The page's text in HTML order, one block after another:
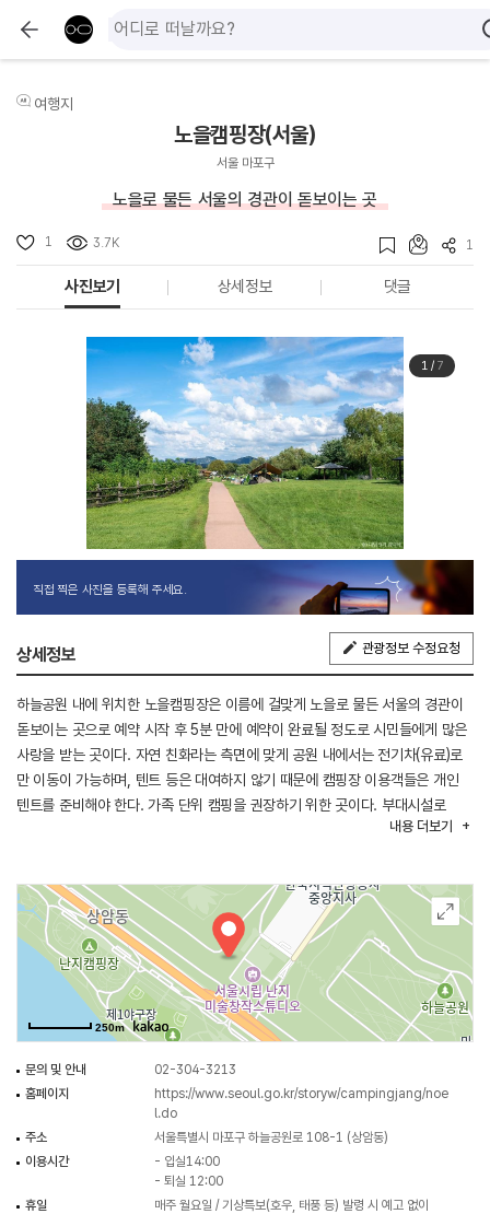
여행지
노을캠핑장(서울)
서울 마포구
노을로 물든 서울의 경관이 돋보이는 곳
1 3.7K 1
사진보기 상세정보 댓글
1/ 7
직접 찍은 사진을 등록해 주세요.
상세정보 관광정보 수정요청
하늘공원 내에 위치한 노을캠핑장은 이름에 걸맞게 노을로 물든 서울의 경관이
돋보이는 곳으로 예약 시작 후 5분 만에 예약이 완료될 정도로 시민들에게 많은
사랑을 받는 곳이다. 자연 친화라는 측면에 맞게 공원 내에서는 전기차(유료)로
만 이동이 가능하며, 텐트 등은 대여하지 않기 때문에 캠핑장 이용객들은 개인
텐트를 준비해야 한다. 가족 단위 캠핑을 권장하기 위한 곳이다. 부대시설로
음수대, 샤워실, 화장실, 테이블, 화덕 등 기본적인 편의시설은 완비된 상태이며,
내용 더보기
250m
문의 및 안내
02-304-3213
홈페이지
https://www.seoul.go.kr/storyw/campingjang/noe
l.do
주소
서울특별시 마포구 하늘공원로 108-1 (상암동)
이용시간
- 입실14:00
- 퇴실 12:00
휴일
매주 월요일 / 기상특보(호우, 태풍 등) 발령 시 예고 없이